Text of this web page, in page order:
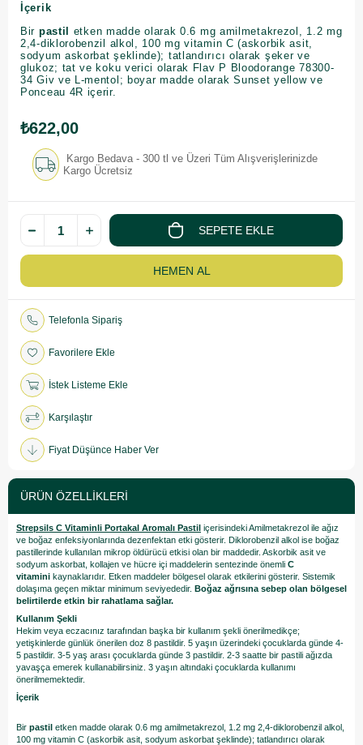
İçerik
Bir pastil etken madde olarak 0.6 mg amilmetakrezol, 1.2 mg
2,4-diklorobenzil alkol, 100 mg vitamin C (askorbik asit,
sodyum askorbat şeklinde); tatlandırıcı olarak şeker ve
glukoz; tat ve koku verici olarak Flav P Bloodorange 78300-
34 Giv ve L-mentol; boyar madde olarak Sunset yellow ve
Ponceau 4R içerir.
₺622,00
Kargo Bedava - 300 tl ve Üzeri Tüm Alışverişlerinizde
Kargo Ücretsiz
Telefonla Sipariş
Favorilere Ekle
İstek Listeme Ekle
Karşılaştır
Fiyat Düşünce Haber Ver
ÜRÜN ÖZELLIKLERI
Strepsils C Vitaminli Portakal Aromalı Pastil içerisindeki Amilmetakrezol ile ağız
ve boğaz enfeksiyonlarında dezenfektan etki gösterir. Diklorobenzil alkol ise boğaz
pastillerinde kullanılan mikrop öldürücü etkisi olan bir maddedir. Askorbik asit ve
sodyum askorbat, kollajen ve hücre içi maddelerin sentezinde önemli C
vitamini kaynaklarıdır. Etken maddeler bölgesel olarak etkilerini gösterir. Sistemik
dolaşıma geçen miktar minimum seviyededir. Boğaz ağrısına sebep olan bölgesel
belirtilerde etkin bir rahatlama sağlar.
Kullanım Şekli
Hekim veya eczacınız tarafından başka bir kullanım şekli önerilmedikçe;
yetişkinlerde günlük önerilen doz 8 pastildir. 5 yaşın üzerindeki çocuklarda günde 4-
5 pastildir. 3-5 yaş arası çocuklarda günde 3 pastildir. 2-3 saatte bir pastili ağızda
yavaşça emerek kullanabilirsiniz. 3 yaşın altındaki çocuklarda kullanımı
önerilmemektedir.
İçerik
Bir pastil etken madde olarak 0.6 mg amilmetakrezol, 1.2 mg 2,4-diklorobenzil alkol,
100 mg vitamin C (askorbik asit, sodyum askorbat şeklinde); tatlandırıcı olarak